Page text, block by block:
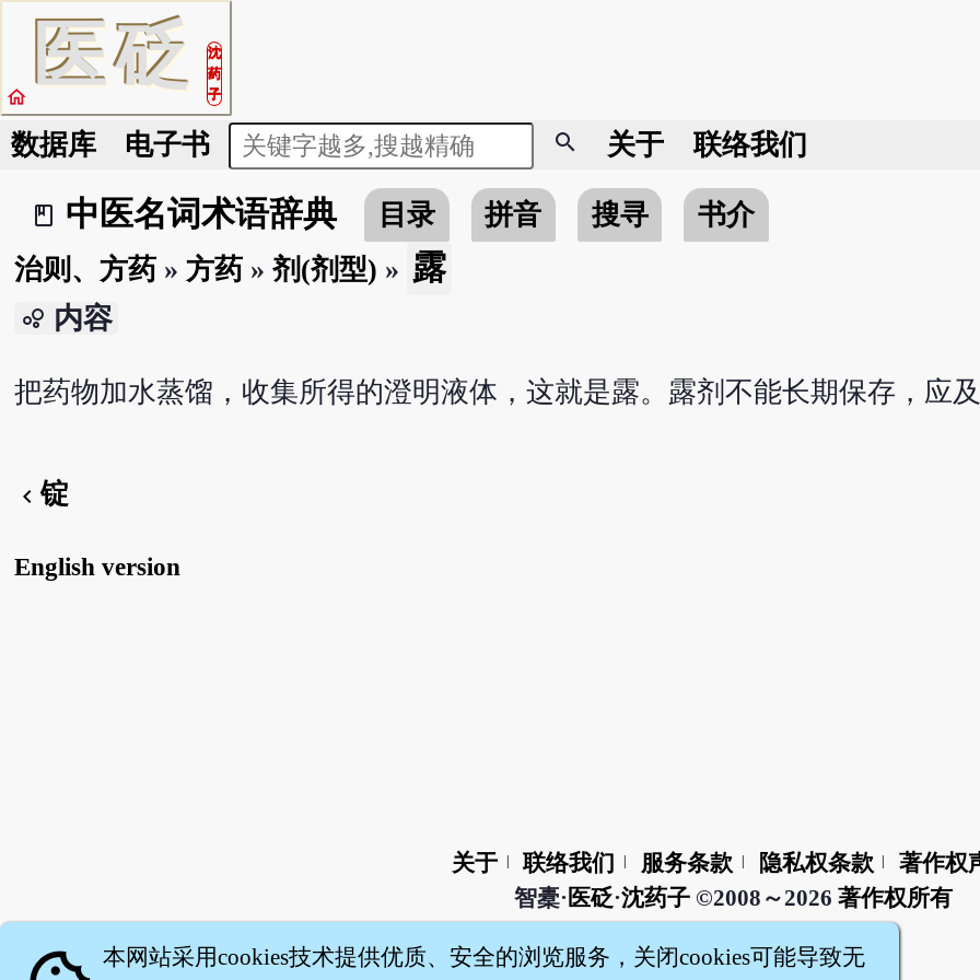
医砭
沈
药
子
home
数据库 电子书 search 关于 联络我们
book_2
中医名词术语辞典 目录 拼音 搜寻
书介
治则、方药» 方药» 剂(剂型) » 露
bubble_chart 内容
把药物加水蒸馏，收集所得的澄明液体，这就是露。露剂不能长期保存，应及
chevron_left锭
English version
关于 联络我们 服务条款 隐私权条款
著作权
智橐· 医砭·沈药子©2008～2026 著作权所有
本网站采用cookies技术提供优质、安全的浏览服务，关闭cookies可能导致无